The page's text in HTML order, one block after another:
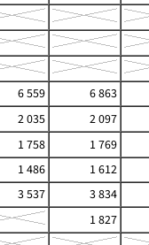
6 559 6 863
2 035 2 097
1 758 1 769
1 486 1 612
3 537 3 834
1 827